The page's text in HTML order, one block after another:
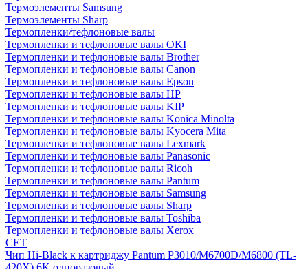
Термоэлементы Samsung
Термоэлементы Sharp
Термопленки/тефлоновые валы
Термопленки и тефлоновые валы OKI
Термопленки и тефлоновые валы Brother
Термопленки и тефлоновые валы Canon
Термопленки и тефлоновые валы Epson
Термопленки и тефлоновые валы HP
Термопленки и тефлоновые валы KIP
Термопленки и тефлоновые валы Konica Minolta
Термопленки и тефлоновые валы Kyocera Mita
Термопленки и тефлоновые валы Lexmark
Термопленки и тефлоновые валы Panasonic
Термопленки и тефлоновые валы Ricoh
Термопленки и тефлоновые валы Pantum
Термопленки и тефлоновые валы Samsung
Термопленки и тефлоновые валы Sharp
Термопленки и тефлоновые валы Toshiba
Термопленки и тефлоновые валы Xerox
CET
Чип Hi-Black к картриджу Pantum P3010/M6700D/M6800 (TL-